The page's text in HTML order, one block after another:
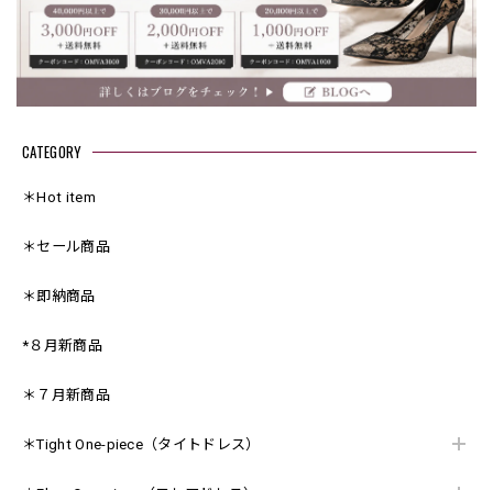
CATEGORY
＊Hot item
＊セール商品
＊即納商品
*８月新商品
＊７月新商品
＊Tight One-piece（タイトドレス）